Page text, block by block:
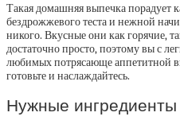
Такая домашняя выпечка порадует
бездрожжевого теста и нежной
никого. Вкусные они как горячие,
достаточно просто, поэтому вы с
любимых потрясающе аппетитной
готовьте и наслаждайтесь.
Нужные ингредиенты